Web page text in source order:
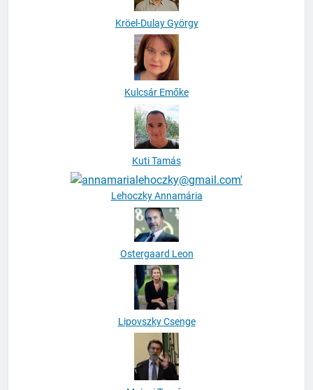
Kröel-Dulay György
Kulcsár Emőke
Kuti Tamás
Lehoczky Annamária
Ostergaard Leon
Lipovszky Csenge